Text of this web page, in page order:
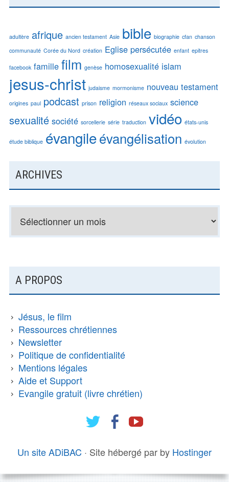
adultère afrique ancien testament Asie bible biographie cfan chanson
communauté Corée du Nord création Eglise persécutée enfant epitres
facebook famille film genèse homosexualité islam
jesus-christ judaisme mormonisme nouveau testament
origines paul podcast prison religion réseaux sociaux science
sexualité société sorcellerie série traduction vidéo états-unis
étude biblique évangileévangélisation évolution
ARCHIVES
Archives
COLONNE
LATÉRALE
A PROPOS
Jésus, le film
Ressources chrétiennes
Newsletter
Politique de confidentialité
Mentions légales
Aide et Support
Evangile gratuit (livre chrétien)
PIED
DE
(Twitter)
Facebook
Un site ADiBAC · Site hébergé par by Hostinger